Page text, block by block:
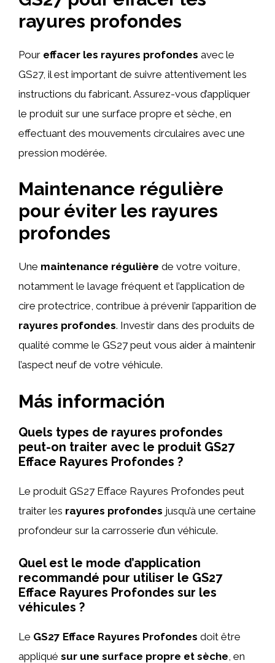
rayures profondes
Pour effacer les rayures profondes avec le
GS27, il est important de suivre attentivement les
instructions du fabricant. Assurez-vous d’appliquer
le produit sur une surface propre et sèche, en
effectuant des mouvements circulaires avec une
pression modérée.
Maintenance régulière
pour éviter les rayures
profondes
Une maintenance régulière de votre voiture,
notamment le lavage fréquent et l’application de
cire protectrice, contribue à prévenir l’apparition de
rayures profondes. Investir dans des produits de
qualité comme le GS27 peut vous aider à maintenir
l’aspect neuf de votre véhicule.
Más información
Quels types de rayures profondes
peut-on traiter avec le produit GS27
Efface Rayures Profondes ?
Le produit GS27 Efface Rayures Profondes peut
traiter les rayures profondes jusqu’à une certaine
profondeur sur la carrosserie d’un véhicule.
Quel est le mode d’application
recommandé pour utiliser le GS27
Efface Rayures Profondes sur les
véhicules ?
Le GS27 Efface Rayures Profondes doit être
appliqué sur une surface propre et sèche, en